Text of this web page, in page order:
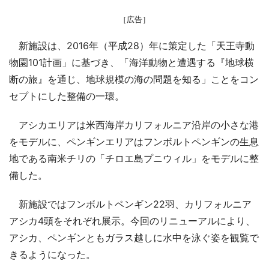
［広告］
新施設は、2016年（平成28）年に策定した「天王寺動
物園101計画」に基づき、「海洋動物と遭遇する『地球横
断の旅』を通じ、地球規模の海の問題を知る」ことをコン
セプトにした整備の一環。
アシカエリアは米西海岸カリフォルニア沿岸の小さな港
をモデルに、ペンギンエリアはフンボルトペンギンの生息
地である南米チリの「チロエ島プニウィル」をモデルに整
備した。
新施設ではフンボルトペンギン22羽、カリフォルニア
アシカ4頭をそれぞれ展示。今回のリニューアルにより、
アシカ、ペンギンともガラス越しに水中を泳ぐ姿を観覧で
きるようになった。